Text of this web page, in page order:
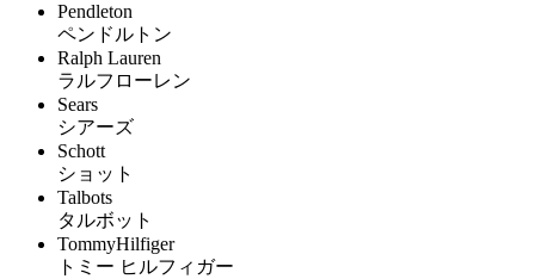
Pendleton
ペンドルトン
Ralph Lauren
ラルフローレン
Sears
シアーズ
Schott
ショット
Talbots
タルボット
TommyHilfiger
トミー ヒルフィガー